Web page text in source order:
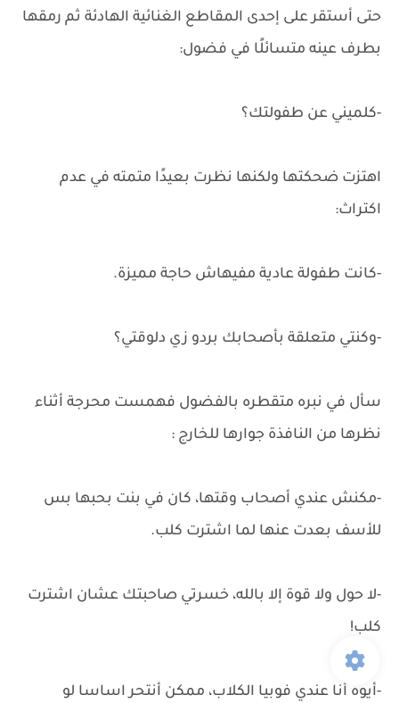
حتى أستقر على إحدى المقاطع الغنائية الهادئة ثم رمقها
بطرف عينه متسائلًا في فضول:
-كلميني عن طفولتك؟
اهتزت ضحكتها ولكنها نظرت بعيدًا متمته في عدم
اكتراث:
-كانت طفولة عادية مفيهاش حاجة مميزة.
-وكنتي متعلقة بأصحابك بردو زي دلوقتي؟
سأل في نبره متقطره بالفضول فهمست محرجة أثناء
نظرها من النافذة جوارها للخارج :
-مكنش عندي أصحاب وقتها، كان في بنت بحبها بس
للأسف بعدت عنها لما اشترت كلب.
-لا حول ولا قوة إلا بالله، خسرتي صاحبتك عشان اشترت
كلب!
-أيوه أنا عندي فوبيا الكلاب، ممكن أنتحر اساسا لو